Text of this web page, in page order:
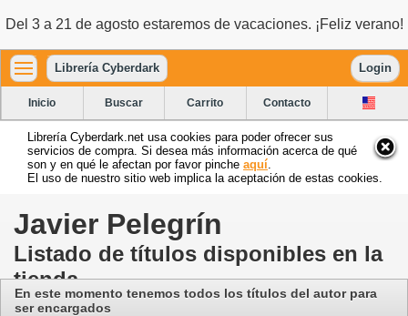
Del 3 a 21 de agosto estaremos de vacaciones. ¡Feliz verano!
Librería Cyberdark Login
Inicio Buscar Carrito Contacto
Librería Cyberdark.net usa cookies para poder ofrecer sus
servicios de compra. Si desea más información acerca de qué
son y en qué le afectan por favor pinche aquí
El uso de nuestro sitio web implica la aceptación de estas cookies.
Javier Pelegrín
Listado de títulos disponibles en la
tienda
En este momento tenemos todos los títulos del autor para
ser encargados